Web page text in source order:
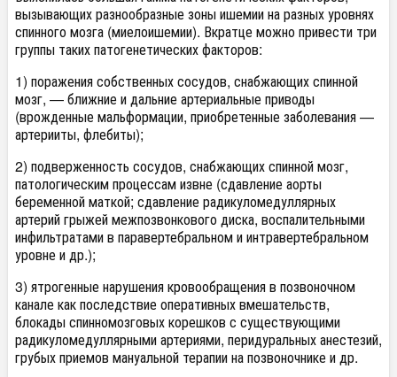
вызывающих разнообразные зоны ишемии на разных уровнях
спинного мозга (миелоишемии). Вкратце можно привести три
группы таких патогенетических факторов:
1) поражения собственных сосудов, снабжающих спинной
мозг, — ближние и дальние артериальные приводы
(врожденные мальформации, приобретенные заболевания —
артерииты, флебиты);
2) подверженность сосудов, снабжающих спинной мозг,
патологическим процессам извне (сдавление аорты
беременной маткой; сдавление радикуломедуллярных
артерий грыжей межпозвонкового диска, воспалительными
инфильтратами в паравертебральном и интравертебральном
уровне и др.);
3) ятрогенные нарушения кровообращения в позвоночном
канале как последствие оперативных вмешательств,
блокады спинномозговых корешков с существующими
радикуломедуллярными артериями, перидуральных анестезий,
грубых приемов мануальной терапии на позвоночнике и др.